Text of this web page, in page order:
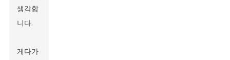
생각합
니다.
게다가